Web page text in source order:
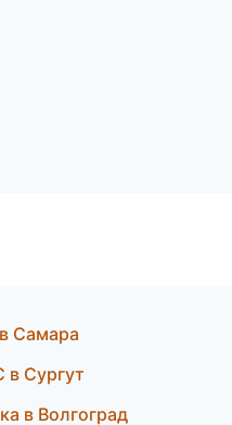
Самара
в Сургут
в Волгоград